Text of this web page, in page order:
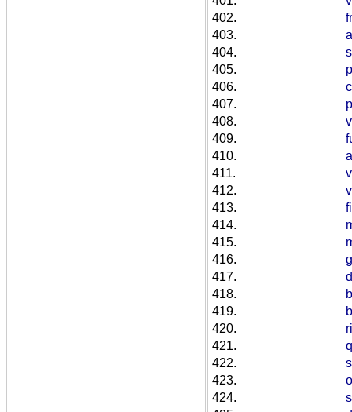
402.
403.
404.
405.
406.
407.
408.
409.
410.
411.
412.
413.
414.
415.
416.
417.
418.
419.
420.
421.
422.
423.
424.